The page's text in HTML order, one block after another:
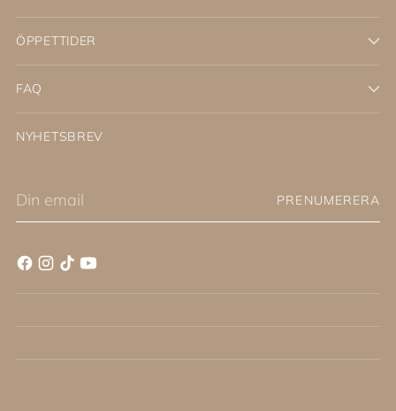
ÖPPETTIDER
FAQ
NYHETSBREV
Din
PRENUMERERA